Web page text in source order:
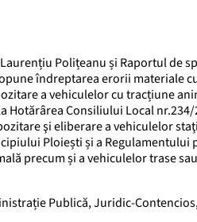
Polițeanu și Raportul de
îndreptarea erorii materiale
a vehiculelor cu tracțiune
Hotărârea Consiliului Local
şi eliberare a vehiculelor
Ploiești și a Regulamentului
precum și a vehiculelor trase
Publică, Juridic-